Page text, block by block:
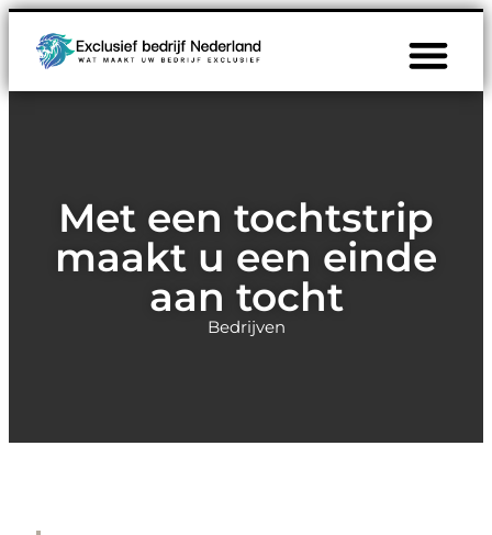
Met een tochtstrip
maakt u een einde
aan tocht
Bedrijven